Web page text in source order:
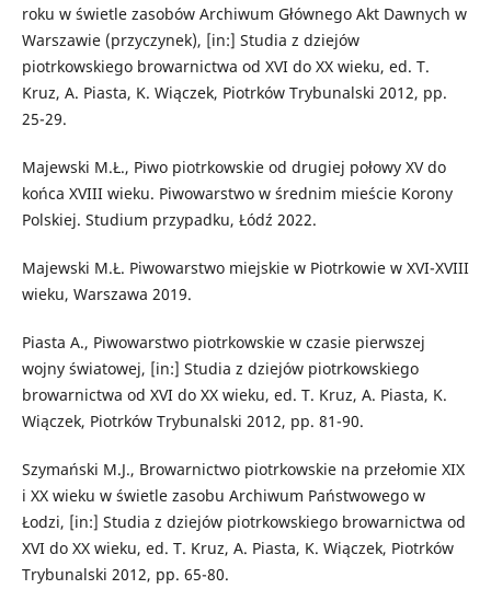
roku w świetle zasobów Archiwum Głównego Akt Dawnych w
Warszawie (przyczynek), [in:] Studia z dziejów
piotrkowskiego browarnictwa od XVI do XX wieku, ed. T.
Kruz, A. Piasta, K. Wiączek, Piotrków Trybunalski 2012, pp.
25-29.
Majewski M.Ł., Piwo piotrkowskie od drugiej połowy XV do
końca XVIII wieku. Piwowarstwo w średnim mieście Korony
Polskiej. Studium przypadku, Łódź 2022.
Majewski M.Ł. Piwowarstwo miejskie w Piotrkowie w XVI-XVIII
wieku, Warszawa 2019.
Piasta A., Piwowarstwo piotrkowskie w czasie pierwszej
wojny światowej, [in:] Studia z dziejów piotrkowskiego
browarnictwa od XVI do XX wieku, ed. T. Kruz, A. Piasta, K.
Wiączek, Piotrków Trybunalski 2012, pp. 81-90.
Szymański M.J., Browarnictwo piotrkowskie na przełomie XIX
i XX wieku w świetle zasobu Archiwum Państwowego w
Łodzi, [in:] Studia z dziejów piotrkowskiego browarnictwa od
XVI do XX wieku, ed. T. Kruz, A. Piasta, K. Wiączek, Piotrków
Trybunalski 2012, pp. 65-80.